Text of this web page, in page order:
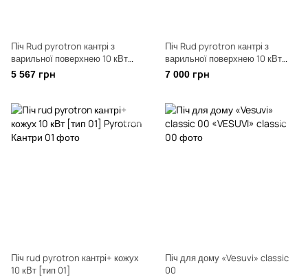
Піч Rud pyrotron кантрі з
варильної поверхнею 10 кВт
[тип 01]
5 567 грн
Піч Rud pyrotron кантрі з
варильної поверхнею 10 кВт
[тип 01] +скло
7 000 грн
Піч rud pyrotron кантрі+ кожух
10 кВт [тип 01]
Піч для дому «Vesuvi» classic
00